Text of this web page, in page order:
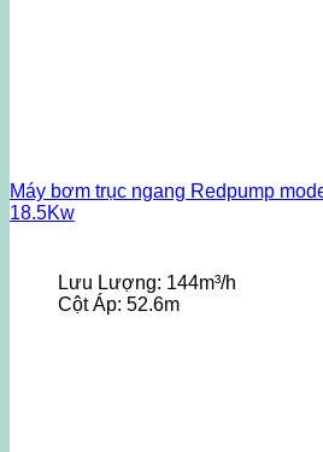
Máy bơm trục ngang Redpump
18.5Kw
Lưu Lượng: 144m³/h
Cột Áp: 52.6m